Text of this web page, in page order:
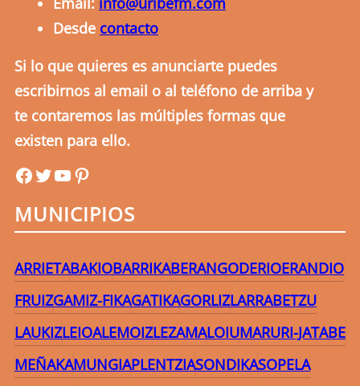
Desde contacto
Si lo que quieres es anunciarte puedes
escribirnos al email o al teléfono de arriba y
te contaremos las múltiples formas que
existen para ello.
uribefmuribefmYouTube Pinterest
MUNICIPIOS
ARRIETABAKIOBARRIKABERANGODERIOERANDIO
FRUIZGAMIZ-FIKAGATIKAGORLIZLARRABETZU
LAUKIZLEIOALEMOIZLEZAMALOIUMARURI-JATABE
MEÑAKAMUNGIAPLENTZIASONDIKASOPELA